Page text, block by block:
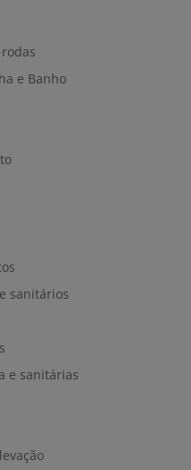
e Banho
sanitários
e sanitárias